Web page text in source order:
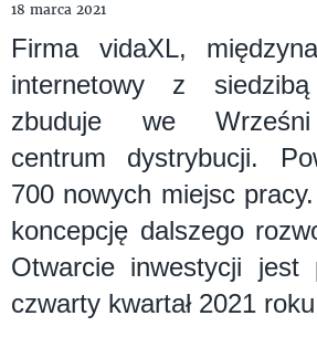
18 marca 2021
Firma vidaXL,
internetowy z
zbuduje we Wrześni
centrum dystrybucji.
700 nowych miejsc pracy.
koncepcję dalszego
Otwarcie inwestycji jest
czwarty kwartał 2021